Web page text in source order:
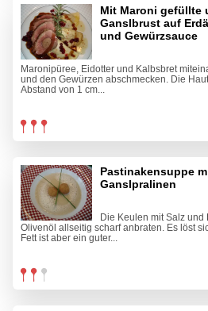
Mit Maroni gefüllte
Ganslbrust auf
und Gewürzsauce
Maronipüree, Eidotter und Kalbsbret
und den Gewürzen abschmecken. Die
Abstand von 1 cm...
Pastinakensuppe
Ganslpralinen
Die Keulen mit Salz und
Olivenöl allseitig scharf anbraten. Es löst
Fett ist aber ein guter...